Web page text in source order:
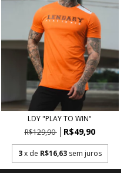
LDY "PLAY TO WIN"
R$129,90
R$49,90
3 x de R$16,63 sem juros